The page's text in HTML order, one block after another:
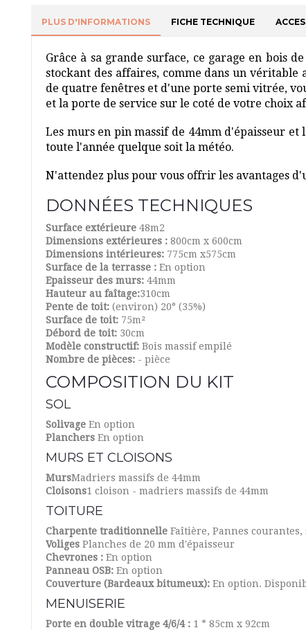
PLUS D'INFORMATIONS FICHE TECHNIQUE
Grâce à sa grande surface, ce garage en bois
stockant des affaires, comme dans un
de quatre fenêtres et d'une porte semi vitrée,
et la porte de service sur le coté de votre choix
Les murs en pin massif de 44mm d'épaisseur
toute l'année quelque soit la météo.
N'attendez plus pour vous offrir les avantages
DONNÉES TECHNIQUES
Surface extérieure 48m2
Dimensions extérieures : 800cm x 600cm
Dimensions intérieures: 775cm x575cm
Surface de la terrasse : En option
Epaisseur des murs: 44mm
Hauteur au faîtage:310cm
Pente de toit: (environ) 20° (35%)
Surface de toit: 75m²
Débord de toit: 30cm
Modèle constructif: Bois massif empilé
Nombre de pièces: - pièce
COMPOSITION DU KIT
SOL
Solivage En option
Planchers En option
MURS ET CLOISONS
MursMadriers massifs de 44mm
Cloisons1 cloison - madriers massifs de 44mm
TOITURE
Charpente traditionnelle Faîtière, Pannes courantes,
Voliges Planches de 20 mm d'épaisseur
Chevrones : En option
Panneau OSB: En option
Couverture (Bardeaux bitumeux): En option.
MENUISERIE
Porte en double vitrage 4/6/4 : 1 * 85cm x 92cm